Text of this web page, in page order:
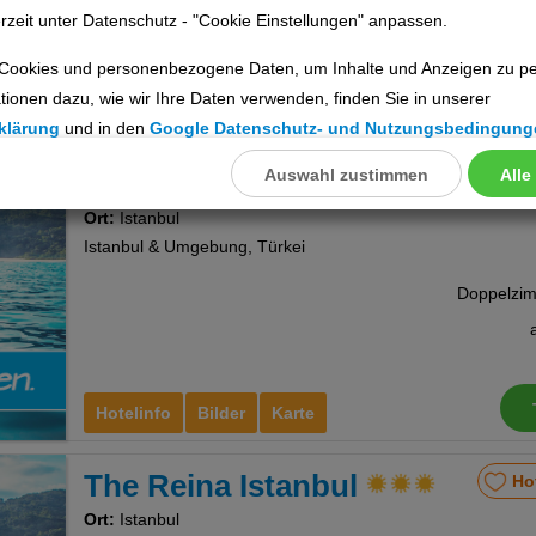
unter Datenschutz - "Cookie Einstellungen" anpassen.
und personenbezogene Daten, um Inhalte und Anzeigen zu
dazu, wie wir Ihre Daten verwenden, finden Sie in unserer
und in den Google Datenschutz- und
Alle
Auswahl zustimmen
Hotelinfo Bilder Karte
Ort:Istanbul
Istanbul & Umgebung, Türkei
The Reina Istanbul
Ort: Istanbul